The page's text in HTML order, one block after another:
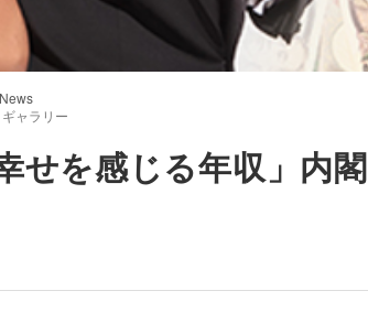
ャラリー
せを感じる年収」内閣